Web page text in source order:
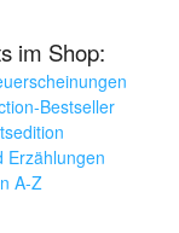
im Shop:
Bestseller
Erzählungen
A-Z